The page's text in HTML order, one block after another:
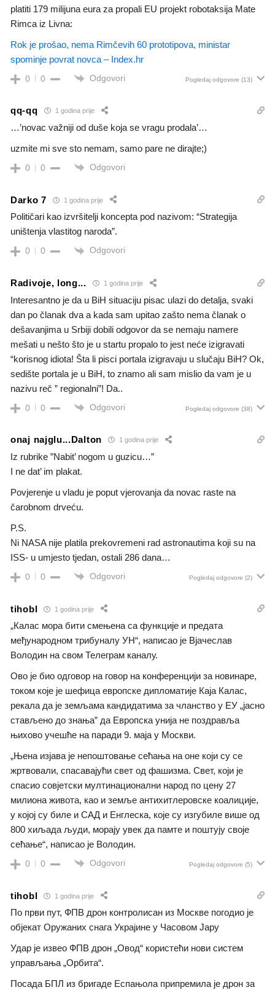
platiti 179 milijuna eura za propali EU projekt robotaksija Mate
Rimca iz Livna:
Rok je prošao, nema Rimčevih 60 prototipova, ministar
spominje povrat novca – Index.hr
0 0 Odgovori Pogledaj odgovore (13)
qq-qq 1 godina prije
…’novac važniji od duše koja se vragu prodala’…
uzmite mi sve sto nemam, samo pare ne dirajte;)
0 0 Odgovori
Darko 7 1 godina prije
Političari kao izvršitelji koncepta pod nazivom: “Strategija
uništenja vlastitog naroda”.
0 0 Odgovori
Radivoje, long... 1 godina prije
Interesantno je da u BiH situaciju pisac ulazi do detalja, svaki
dan po članak dva a kada sam upitao zašto nema članak o
dešavanjima u Srbiji dobili odgovor da se nemaju namere
mešati u nešto što je u startu propalo to jest neće izigravati
“korisnog idiota! Šta li pisci portala izigravaju u slučaju BiH? Ok,
sedište portala je u BiH, to znamo ali sam mislio da vam je u
nazivu reč ” regionalni”! Da..
0 0 Odgovori Pogledaj odgovore (38)
onaj najglu...Dalton 1 godina prije
Iz rubrike ”Nabit’ nogom u guzicu…”
I ne dat’ im plakat.
Povjerenje u vladu je poput vjerovanja da novac raste na
čarobnom drveću.
P.S.
Ni NASA nije platila prekovremeni rad astronautima koji su na
ISS- u umjesto tjedan, ostali 286 dana…
0 0 Odgovori Pogledaj odgovore (2)
tihobl 1 godina prije
„Калас мора бити смењена са функције и предата
међународном трибуналу УН“, написао је Вјачеслав
Володин на свом Телеграм каналу.
Ово је био одговор на говор на конференцији за новинаре,
током које је шефица европске дипломатије Каја Калас,
рекала да је земљама кандидатима за чланство у ЕУ „јасно
стављено до знања” да Европска унија не поздравља
њихово учешће на паради 9. маја у Москви.
„Њена изјава је непоштовање сећања на оне који су се
жртвовали, спасавајући свет од фашизма. Свет, који је
спасио совјетски мултинационални народ по цену 27
милиона живота, као и земље антихитлеровске коалиције,
у којој су биле и САД и Енглеска, које су изгубиле више од
800 хиљада људи, морају увек да памте и поштују своје
сећање“, написао је Володин.
0 0 Odgovori Pogledaj odgovore (5)
tihobl 1 godina prije
По први пут, ФПВ дрон контролисан из Москве погодио је
објекат Оружаних снага Украјине у Часовом Јару
Удар је извео ФПВ дрон „Овод“ користећи нови систем
управљања „Орбита“.
Посада БПЛ из бригаде Еспањола припремила је дрон за